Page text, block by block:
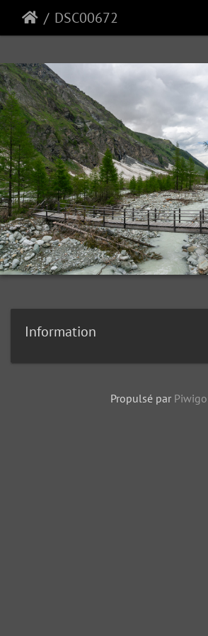
DSC00672
Information
Propulsé par Piwigo